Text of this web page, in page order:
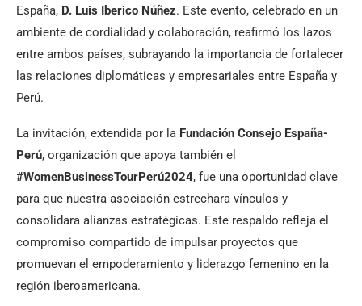
España, D. Luis Iberico Núñez. Este evento, celebrado en un
ambiente de cordialidad y colaboración, reafirmó los lazos
entre ambos países, subrayando la importancia de fortalecer
las relaciones diplomáticas y empresariales entre España y
Perú.
La invitación, extendida por la Fundación Consejo España-
Perú, organización que apoya también el
#WomenBusinessTourPerú2024, fue una oportunidad clave
para que nuestra asociación estrechara vínculos y
consolidara alianzas estratégicas. Este respaldo refleja el
compromiso compartido de impulsar proyectos que
promuevan el empoderamiento y liderazgo femenino en la
región iberoamericana.